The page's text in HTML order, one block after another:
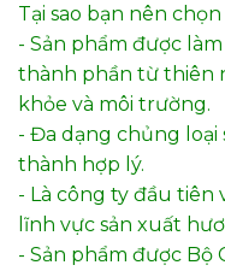
Tại sao bạn nên
- Sản phẩm được
thành phần từ thiên
khỏe và môi trường.
- Đa dạng chủng loại
thành hợp lý.
- Là công ty đầu tiên
lĩnh vực sản xuất
- Sản phẩm được Bộ